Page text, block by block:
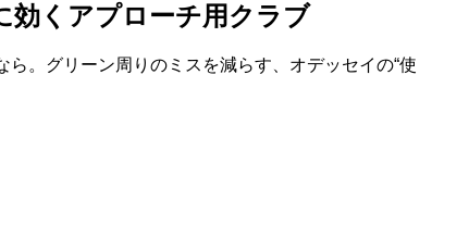
効くアプローチ用クラブ
ら。グリーン周りのミスを減らす、オデッセイの“使